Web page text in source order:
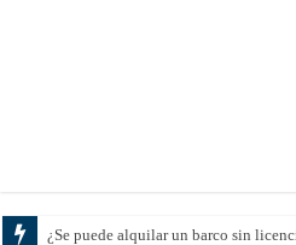
Cómo elegir el tratamie